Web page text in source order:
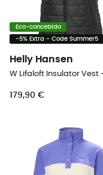
Eco-concebido
-5% Extra - Code Summer5
Helly Hansen
179,90 €